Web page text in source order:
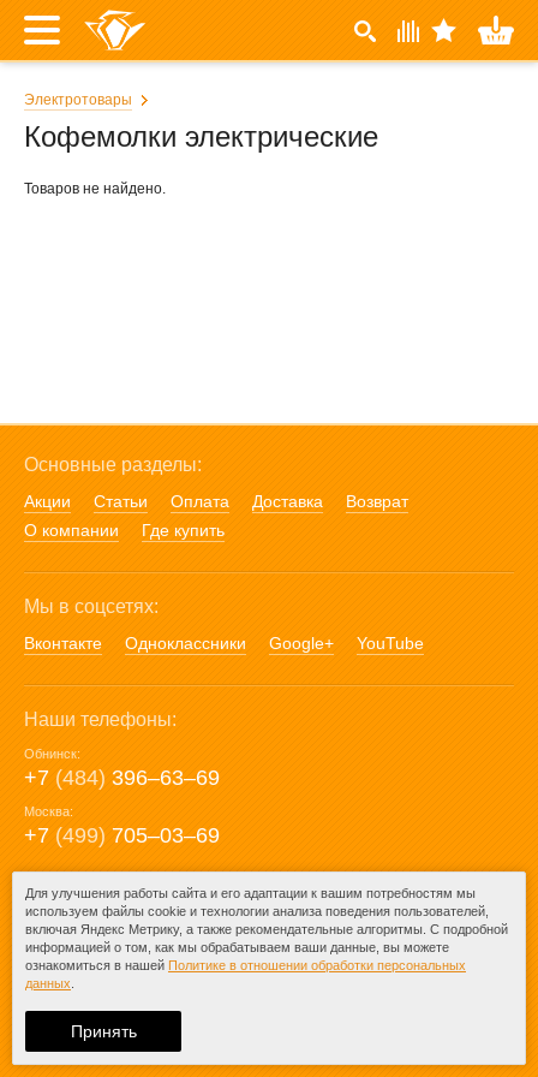
Электротовары
Кофемолки электрические
Товаров не найдено.
Основные разделы:
Акции Статьи Оплата Доставка
Возврат
О компании
Где купить
Мы в соцсетях:
Вконтакте Одноклассники Google+ YouTube
Наши телефоны:
Обнинск:
+7 (484) 396‒63‒69
Москва:
+7 (499) 705‒03‒69
E-mail:
mail@posuda40.ru
При любом копировании информации
ссылка на
Для улучшения работы сайта и его адаптации к вашим потребностям мы
используем файлы cookie и технологии анализа поведения пользователей,
включая Яндекс Метрику, а также рекомендательные алгоритмы. С подробной
информацией о том, как мы обрабатываем ваши данные, вы можете
ознакомиться в нашей Политике в отношении обработки персональных
данных
Принять